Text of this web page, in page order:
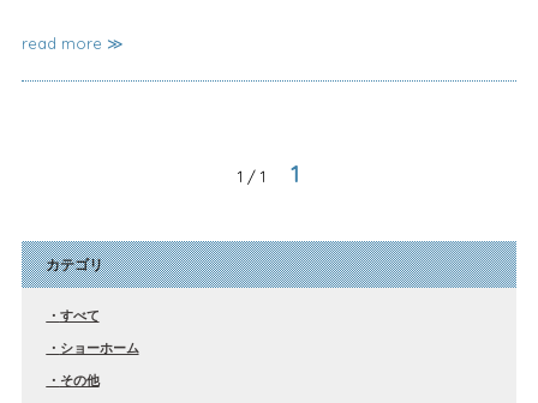
read more ≫
1 / 1 1
カテゴリ
すべて
ショーホーム
その他